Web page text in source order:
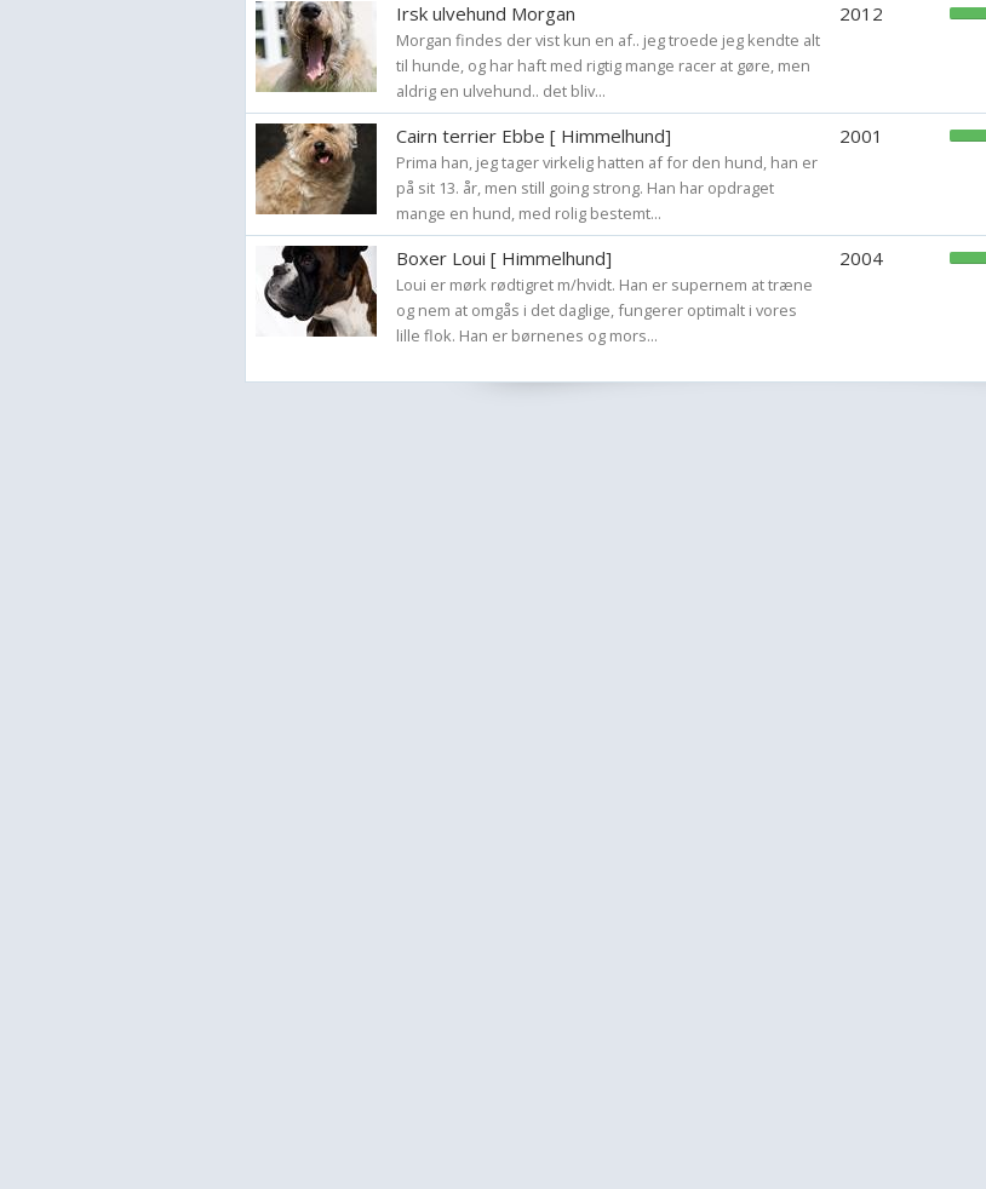
Irsk ulvehund Morgan
Morgan findes der vist kun en af.. jeg troede jeg kendte alt
til hunde, og har haft med rigtig mange racer at gøre, men
aldrig en ulvehund.. det bliv...
2012
Cairn terrier Ebbe [ Himmelhund]
Prima han, jeg tager virkelig hatten af for den hund, han er
på sit 13. år, men still going strong. Han har opdraget
mange en hund, med rolig bestemt...
2001
Boxer Loui [ Himmelhund]
Loui er mørk rødtigret m/hvidt. Han er supernem at træne
og nem at omgås i det daglige, fungerer optimalt i vores
lille flok. Han er børnenes og mors...
2004